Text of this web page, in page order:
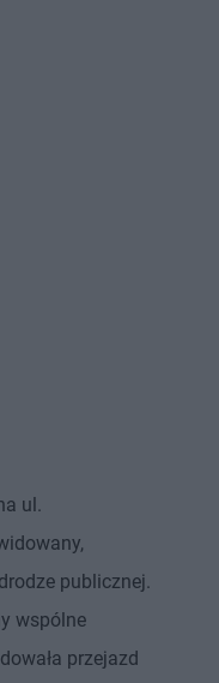
ul.
publicznej.
wspólne
przejazd